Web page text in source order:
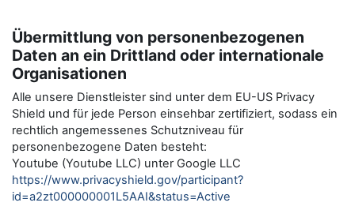
Übermittlung von personenbezogenen
Daten an ein Drittland oder internationale
Organisationen
Alle unsere Dienstleister sind unter dem EU-US Privacy
Shield und für jede Person einsehbar zertifiziert, sodass ein
rechtlich angemessenes Schutzniveau für
personenbezogene Daten besteht:
Youtube (Youtube LLC) unter Google LLC
https://www.privacyshield.gov/participant?
id=a2zt000000001L5AAI&status=Active